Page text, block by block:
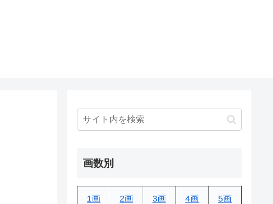
画数別
1画 2画 3画 4画 5画